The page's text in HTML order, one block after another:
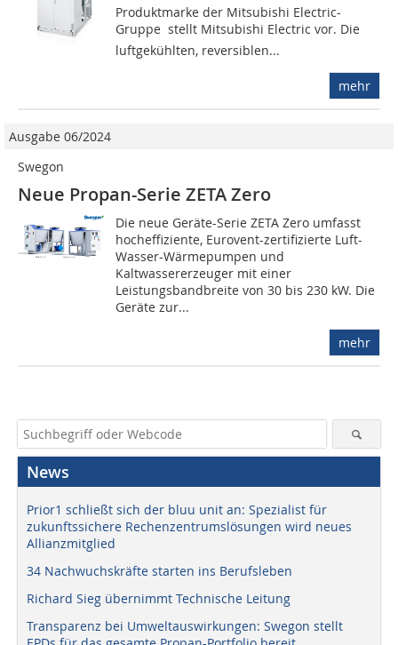
Produktmarke der Mitsubishi Electric-
Gruppe  stellt Mitsubishi Electric vor. Die
luftgekühlten, reversiblen...
mehr
Ausgabe 06/2024
Swegon
Neue Propan-Serie ZETA Zero
Die neue Geräte-Serie ZETA Zero umfasst
hocheffiziente, Eurovent-zertifizierte Luft-
Wasser-Wärmepumpen und
Kaltwassererzeuger mit einer
Leistungsbandbreite von 30 bis 230 kW. Die
Geräte zur...
mehr
News
Prior1 schließt sich der bluu unit an: Spezialist für
zukunftssichere Rechenzentrumslösungen wird neues
Allianzmitglied
34 Nachwuchskräfte starten ins Berufsleben
Richard Sieg übernimmt Technische Leitung
Transparenz bei Umweltauswirkungen: Swegon stellt